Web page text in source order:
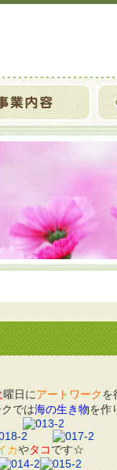
曜日にアートワークを
では海の生き物を作
カやタコです☆